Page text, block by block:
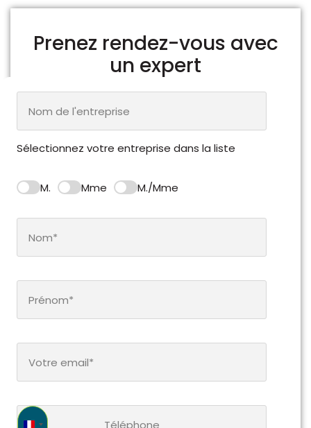
Prenez rendez-vous avec
un expert
Sélectionnez votre entreprise dans la liste
M. Mme M./Mme